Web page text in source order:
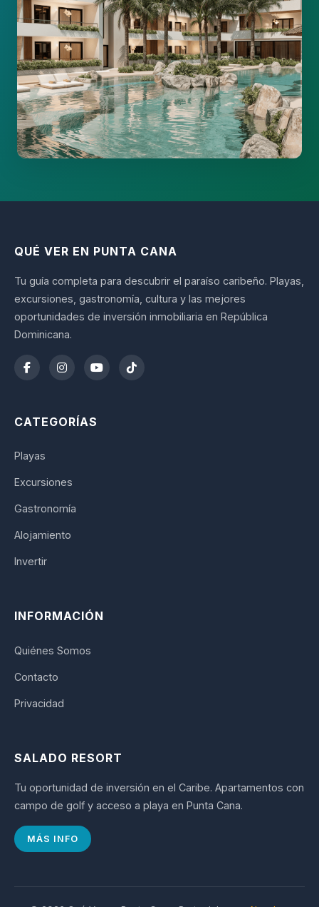
QUÉ VER EN PUNTA CANA
Tu guía completa para descubrir el paraíso caribeño. Playas,
excursiones, gastronomía, cultura y las mejores
oportunidades de inversión inmobiliaria en República
Dominicana.
CATEGORÍAS
Playas
Excursiones
Gastronomía
Alojamiento
Invertir
INFORMACIÓN
Quiénes Somos
Contacto
Privacidad
SALADO RESORT
Tu oportunidad de inversión en el Caribe. Apartamentos con
campo de golf y acceso a playa en Punta Cana.
MÁS INFO